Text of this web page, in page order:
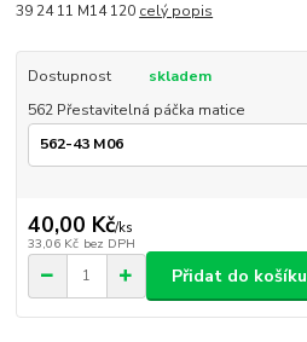
39 24 11 M14 120 celý popis
Dostupnost
skladem
562 Přestavitelná páčka matice
40,00 Kč/ks
33,06 Kč bez DPH
Přidat do košíku